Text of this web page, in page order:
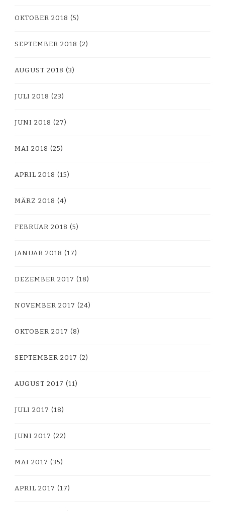
OKTOBER 2018 (5)
SEPTEMBER 2018 (2)
AUGUST 2018 (3)
JULI 2018 (23)
JUNI 2018 (27)
MAI 2018 (25)
APRIL 2018 (15)
MÄRZ 2018 (4)
FEBRUAR 2018 (5)
JANUAR 2018 (17)
DEZEMBER 2017 (18)
NOVEMBER 2017 (24)
OKTOBER 2017 (8)
SEPTEMBER 2017 (2)
AUGUST 2017 (11)
JULI 2017 (18)
JUNI 2017 (22)
MAI 2017 (35)
APRIL 2017 (17)